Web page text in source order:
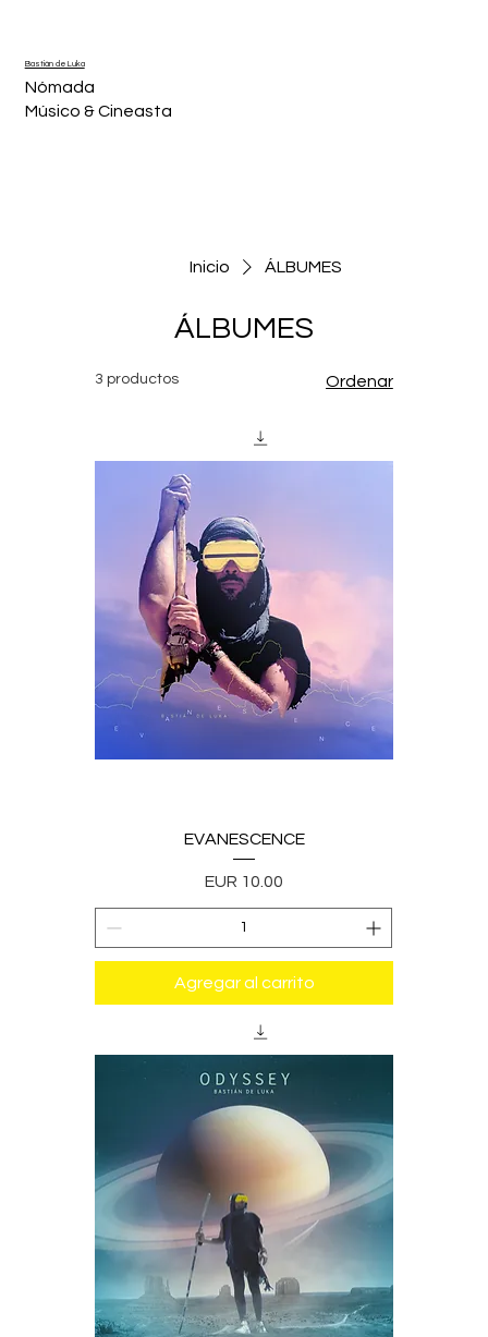
Bastián de Luka
Nómada
Músico & Cineasta
Inicio ÁLBUMES
ÁLBUMES
3 productos Ordenar
EVANESCENCE
Precio
EUR 10.00
Agregar al carrito